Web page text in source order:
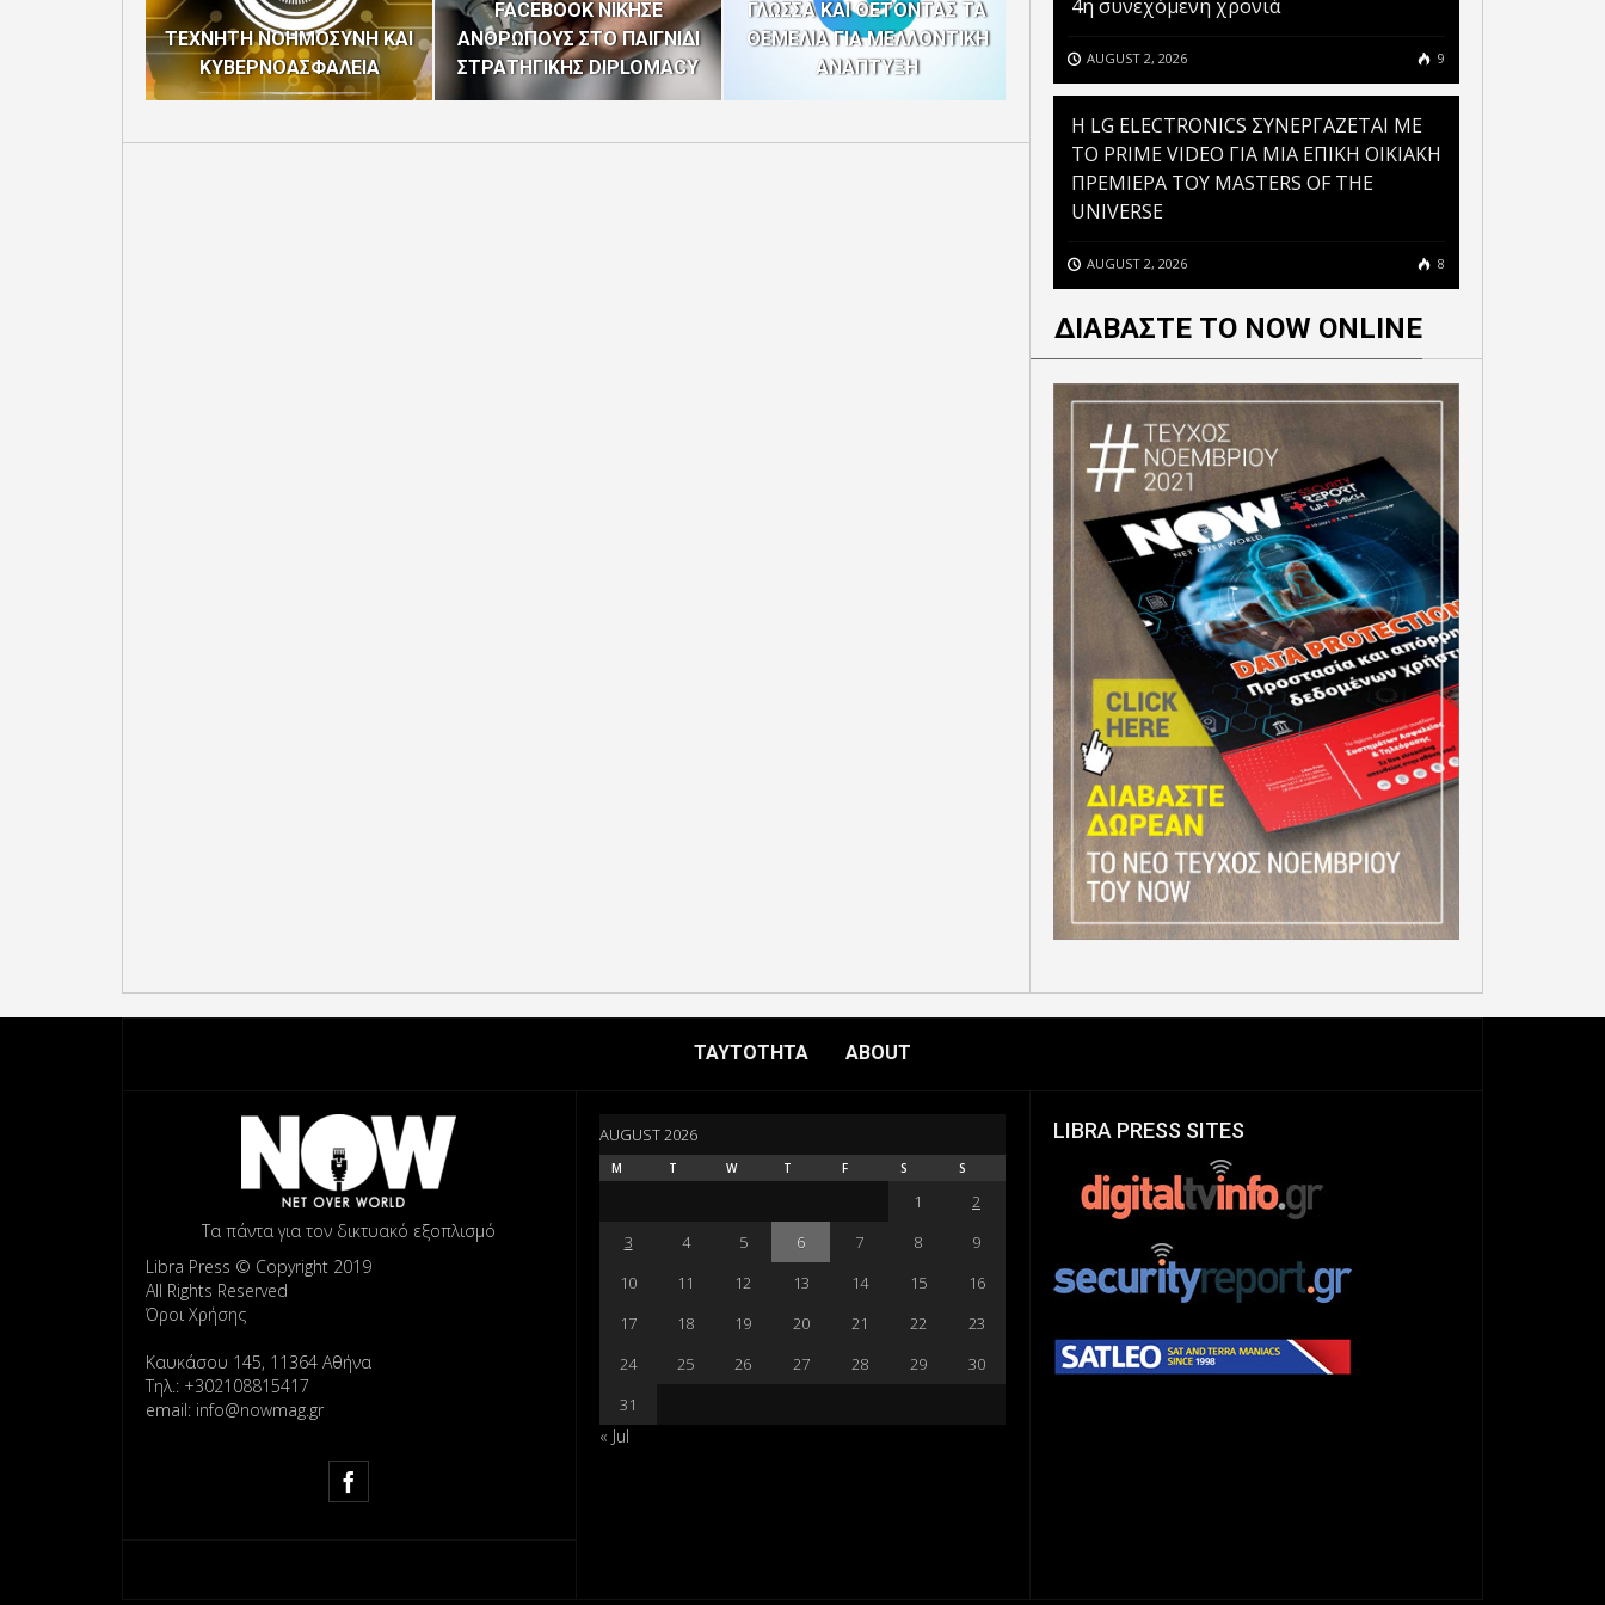
ΤΕΧΝΗΤΗ ΝΟΗΜΟΣΥΝΗ ΚΑΙ
ΚΥΒΕΡΝΟΑΣΦΑΛΕΙΑ
FACEBOOK ΝΙΚΗΣΕ
ΑΝΘΡΩΠΟΥΣ ΣΤΟ ΠΑΙΓΝΙΔΙ
ΣΤΡΑΤΗΓΙΚΗΣ DIPLOMACY
ΓΛΩΣΣΑ ΚΑΙ ΘΕΤΟΝΤΑΣ ΤΑ
ΘΕΜΕΛΙΑ ΓΙΑ ΜΕΛΛΟΝΤΙΚΗ
ΑΝΑΠΤΥΞΗ
ΥΙΟΘΕΤΗΣΕ ΤΟ ΣΥΝΟΛΟ ΤΩΝ
ΑΝΤΙΠΟΛΙΤΕΥΣΗΣ»
ΤΕΧΝΗΤΗΣ ΝΟΗΜΟΣΥΝΗΣ
4η συνεχόμενη χρονιά
AUGUST 2, 2026 9
H LG ELECTRONICS ΣΥΝΕΡΓΑΖΕΤΑΙ ΜΕ
ΤΟ PRIME VIDEO ΓΙΑ ΜΙΑ ΕΠΙΚΗ ΟΙΚΙΑΚΗ
ΠΡΕΜΙΕΡΑ ΤΟΥ MASTERS OF THE
UNIVERSE
AUGUST 2, 2026 8
ΔΙΑΒΑΣΤΕ ΤΟ NOW ONLINE
ΤΑΥΤΟΤΗΤΑ ABOUT
Τα πάντα για τον δικτυακό εξοπλισμό
Libra Press © Copyright 2019
All Rights Reserved
Όροι Χρήσης
Καυκάσου 145, 11364 Αθήνα
Τηλ.: +302108815417
email: info@nowmag.gr
AUGUST 2026
M T W T F S S
1
2
3
4 5 6 7 8
9
10
11 12 13 14 15
16
17
18 19 20 21 22
23
24
25 26 27 28 29
30
31
« Jul
LIBRA PRESS SITES